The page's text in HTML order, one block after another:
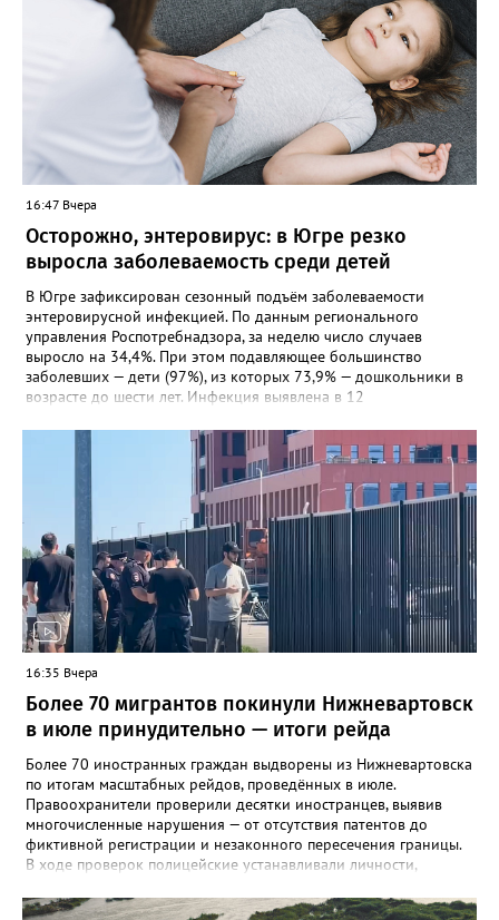
обстоятельства произошедшего", - отметили в пресс-службе
16:47 Вчера
Осторожно, энтеровирус: в Югре резко
выросла заболеваемость среди детей
В Югре зафиксирован сезонный подъём заболеваемости
энтеровирусной инфекцией. По данным регионального
управления Роспотребнадзора, за неделю число случаев
выросло на 34,4%. При этом подавляющее большинство
заболевших — дети (97%), из которых 73,9% — дошкольники в
возрасте до шести лет. Инфекция выявлена в 12
Нижневартовск, Мегион, Нягань, Лангепас, Радужный, а также
Нижневартовский, Октябрьский, Советский, Сургутский и
Ханты-Мансийский районы. В большинстве случаев болезнь
проявляется в виде высыпаний на слизистой рта и
конечностях. На долю энтеровирусного менингита приходится
5,6% случаев. Лабораторные исследования подтвердили
циркуляцию нескольких типов вирусов Коксаки и эховирусов.
Специалисты напоминают о важности соблюдения правил
личной гигиены и рекомендуют при первых симптомах
обращаться к врачу.
16:35 Вчера
Более 70 мигрантов покинули Нижневартовск
в июле принудительно — итоги рейда
Более 70 иностранных граждан выдворены из Нижневартовска
по итогам масштабных рейдов, проведённых в июле.
Правоохранители проверили десятки иностранцев, выявив
многочисленные нарушения — от отсутствия патентов до
фиктивной регистрации и незаконного пересечения границы.
В ходе проверок полицейские устанавливали личности,
также сверяли заявленную цель въезда с фактической